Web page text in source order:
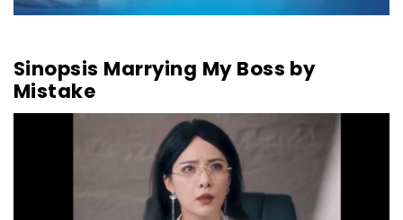
Sinopsis Marrying My Boss by
Mistake